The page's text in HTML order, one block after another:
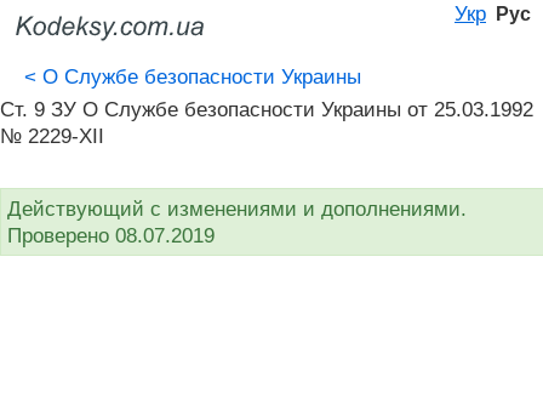
Укр Рус
< О Службе безопасности Украины
Ст. 9 ЗУ О Службе безопасности Украины от 25.03.1992
№ 2229-XII
Действующий с изменениями и дополнениями.
Проверено 08.07.2019